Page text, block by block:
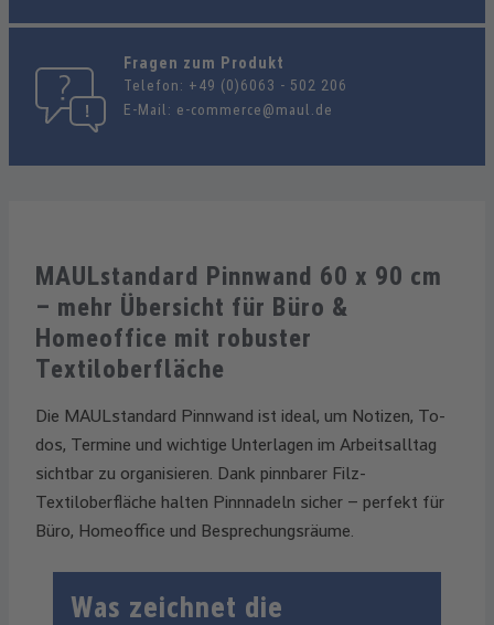
Fragen zum Produkt
Telefon: +49 (0)6063 - 502 206
E-Mail: e-commerce@maul.de
MAULstandard Pinnwand 60 x 90 cm
– mehr Übersicht für Büro &
Homeoffice mit robuster
Textiloberfläche
Die MAULstandard Pinnwand ist ideal, um Notizen, To-
dos, Termine und wichtige Unterlagen im Arbeitsalltag
sichtbar zu organisieren. Dank pinnbarer Filz-
Textiloberfläche halten Pinnnadeln sicher – perfekt für
Büro, Homeoffice und Besprechungsräume.
Was zeichnet die